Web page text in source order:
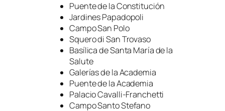
Puente de la Constitución
Jardines Papadopoli
Campo San Polo
Squero di San Trovaso
Basílica de Santa María de la
Salute
Galerías de la Academia
Puente de la Academia
Palacio Cavalli-Franchetti
Campo Santo Stefano